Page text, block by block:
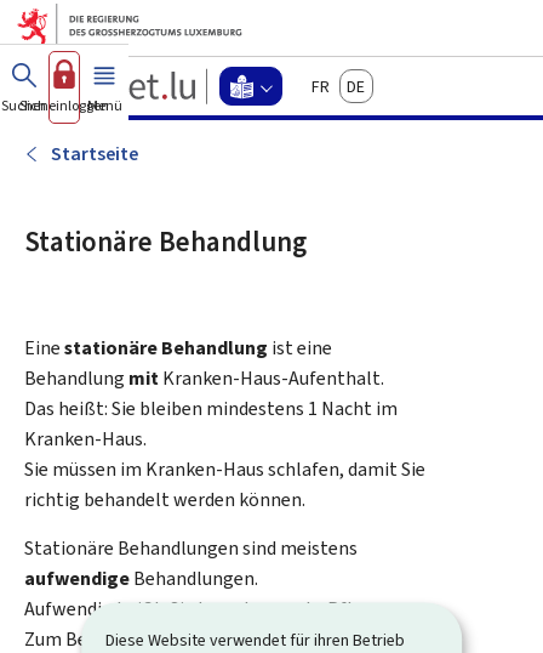
Diese Website verwendet für ihren Betrieb
Zum Hauptmenü
Zum Inhalt
Guichet.lu
Changer
d'espace
actif
FrançaisDeutsch
Suchen
Sich einloggen
Menü Haupt-
Startseite
Stationäre Behandlung
Einestationäre Behandlung ist eine
Behandlung mitKranken-Haus-Aufenthalt.
Das heißt: Sie bleiben mindestens 1 Nacht im
Kranken-Haus.
Sie müssen im Kranken-Haus schlafen, damit Sie
richtig behandelt werden können.
Stationäre Behandlungen sind meistens
aufwendigeBehandlungen.
Aufwendig heißt: Sie brauchen mehr Pflege.
Zum Beispiel: